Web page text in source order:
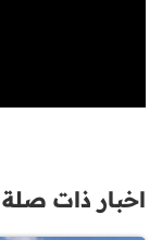
اخبار ذات صلة